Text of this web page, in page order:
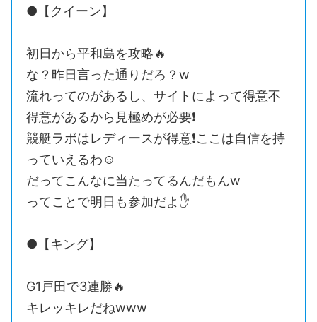
●【クイーン】
初日から平和島を攻略🔥
な？昨日言った通りだろ？w
流れってのがあるし、サイトによって得意不
得意があるから見極めが必要❗️
競艇ラボはレディースが得意❗️ここは自信を持
っていえるわ☺️
だってこんなに当たってるんだもんw
ってことで明日も参加だよ✋
●【キング】
G1戸田で3連勝🔥
キレッキレだねwww